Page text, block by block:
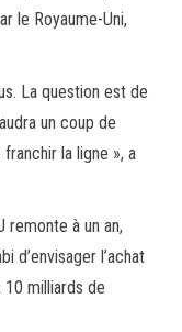
le Royaume-Uni,
La question est de
un coup de
la ligne », a
remonte à un an,
d’envisager l’achat
10 milliards de